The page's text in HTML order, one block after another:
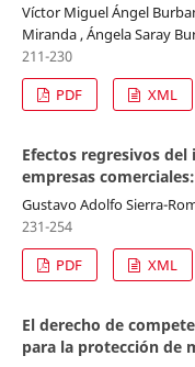
Víctor Miguel Ángel
Miranda , Ángela Saray
211-230
PDF
XML
Efectos regresivos
empresas
Gustavo Adolfo Sierra-
231-254
PDF
XML
El derecho de
para la protección de